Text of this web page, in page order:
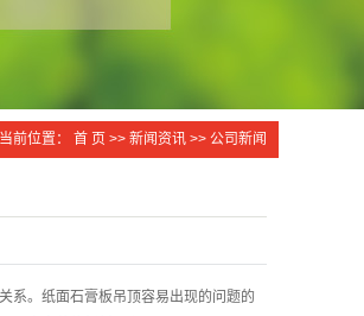
前位置： 首 页 >> 新闻资讯 >> 公司新闻
系。纸面石膏板吊顶容易出现的问题的